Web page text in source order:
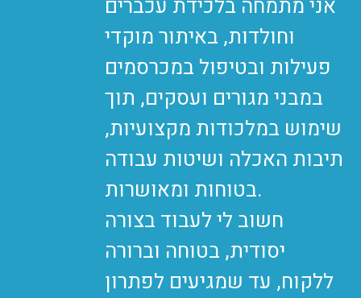
אני מתמחה בלכידת עכברים
וחולדות, באיתור מוקדי
פעילות ובטיפול במכרסמים
במבני מגורים ועסקים, תוך
שימוש במלכודות מקצועיות,
תיבות האכלה ושיטות עבודה
בטוחות ומאושרות.
חשוב לי לעבוד בצורה
יסודית, בטוחה וברורה
ללקוח, עד שמגיעים לפתרון